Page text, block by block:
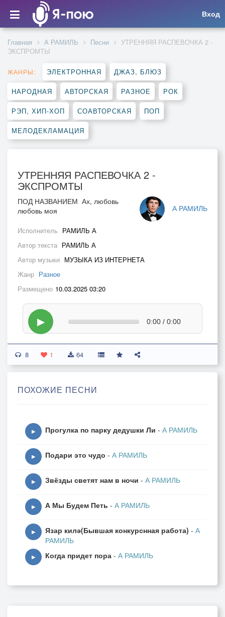
Вход
Главная А РАМИЛЬ Песни
УТРЕННЯЯ РАСПЕВОЧКА 2 -
ЭКСПРОМТЫ
ЖАНРЫ: ЭЛЕКТРОННАЯ ДЖАЗ, БЛЮЗ
НАРОДНАЯ АВТОРСКАЯ РАЗНОЕ РОК
РЭП, ХИП-ХОП СОАВТОРСКАЯ ПОП
МЕЛОДЕКЛАМАЦИЯ
УТРЕННЯЯ РАСПЕВОЧКА 2 -
ЭКСПРОМТЫ
А РАМИЛЬ
ПОД НАЗВАНИЕМ Ах, любовь
любовь моя
Исполнитель РАМИЛЬ А
Автор текста РАМИЛЬ А
Автор музыки МУЗЫКА ИЗ ИНТЕРНЕТА
Жанр Разное
Размещено 10.03.2025 03:20
▶ 0:00 / 0:00
8 1 64
ПОХОЖИЕ ПЕСНИ
▶ Прогулка по парку дедушки Ли - А РАМИЛЬ
▶ Подари это чудо - А РАМИЛЬ
▶ Звёзды светят нам в ночи - А РАМИЛЬ
▶ А Мы Будем Петь - А РАМИЛЬ
▶ Язар килә(Бывшая конкурснная работа) - А
РАМИЛЬ
▶ Когда придет пора - А РАМИЛЬ